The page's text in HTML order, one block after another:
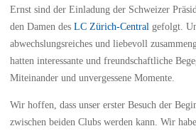
Ernst sind der Einladung der Schweizer
den Damen des LC Zürich-Centralgefolgt.
abwechslungsreiches und liebevoll
hatten interessante und freundschaftliche
Miteinander und unvergessene Momente.
Wir hoffen, dass unser erster Besuch der
zwischen beiden Clubs werden kann. Wir